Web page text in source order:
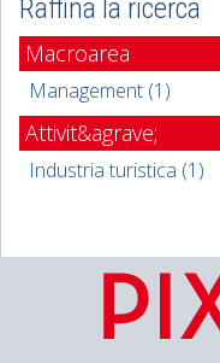
Raffina la ricerca
Macroarea
Management (1)
Attivit&agrave;
Industria turistica (1)